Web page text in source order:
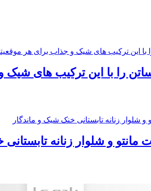
ساتن را با این ترکیب های
و شلوار زنانه